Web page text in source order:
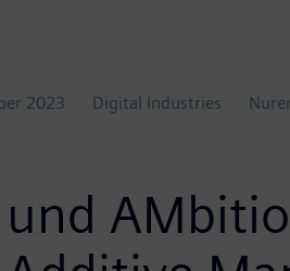
2023 Digital Industries
und